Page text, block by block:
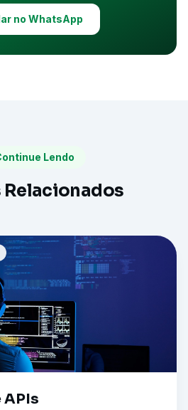
no WhatsApp
Lendo
APIs